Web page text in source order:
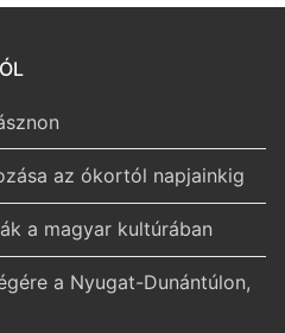
az ókortól napjainkig
a magyar kultúrában
a Nyugat-Dunántúlon,